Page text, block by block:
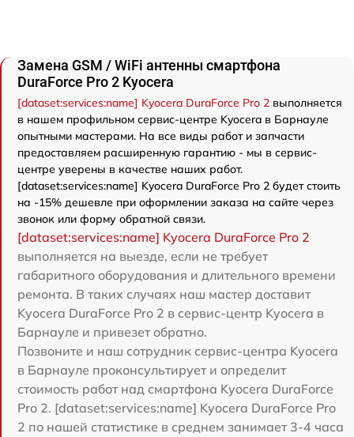
Замена GSM / WiFi антенны смартфона
DuraForce Pro 2 Kyocera
[dataset:services:name] Kyocera DuraForce Pro 2 выполняется
в нашем профильном сервис-центре Kyocera в Барнауле
опытными мастерами. На все виды работ и запчасти
предоставляем расширенную гарантию - мы в сервис-
центре уверены в качестве наших работ.
[dataset:services:name] Kyocera DuraForce Pro 2 будет стоить
на -15% дешевле при оформлении заказа на сайте через
звонок или форму обратной связи.
[dataset:services:name] Kyocera DuraForce Pro 2
выполняется на выезде, если не требует
габаритного оборудования и длительного времени
ремонта. В таких случаях наш мастер доставит
Kyocera DuraForce Pro 2 в сервис-центр Kyocera в
Барнауле и привезет обратно.
Позвоните и наш сотрудник сервис-центра Kyocera
в Барнауле проконсультирует и определит
стоимость работ над смартфона Kyocera DuraForce
Pro 2. [dataset:services:name] Kyocera DuraForce Pro
2 по нашей статистике в среднем занимает 3-4 часа